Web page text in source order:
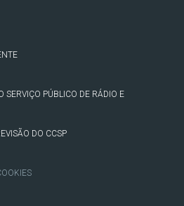
SERVIÇO PÚBLICO DE RÁDIO E
DO CCSP